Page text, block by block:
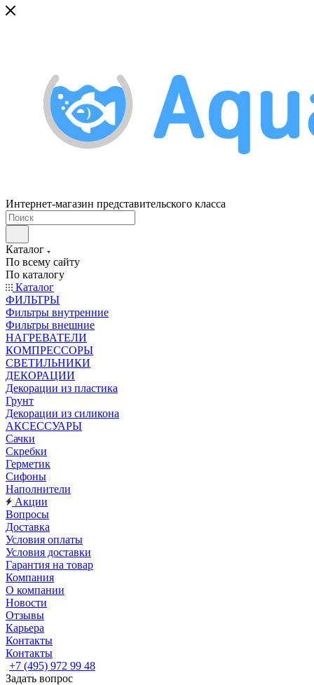
Интернет-магазин представительского класса
Каталог
По всему сайту
По каталогу
Каталог
ФИЛЬТРЫ
Фильтры внутренние
Фильтры внешние
НАГРЕВАТЕЛИ
КОМПРЕССОРЫ
СВЕТИЛЬНИКИ
ДЕКОРАЦИИ
Декорации из пластика
Грунт
Декорации из силикона
АКСЕССУАРЫ
Сачки
Скребки
Герметик
Сифоны
Наполнители
Акции
Вопросы
Доставка
Условия оплаты
Условия доставки
Гарантия на товар
Компания
О компании
Новости
Отзывы
Карьера
Контакты
Контакты
+7 (495) 972 99 48
Задать вопрос